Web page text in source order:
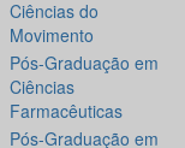
Ciências do
Movimento
Pós-Graduação em
Ciências
Farmacêuticas
Pós-Graduação em